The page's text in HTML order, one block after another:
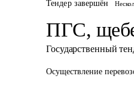
Тендер завершён
ПГС,
Государственный
Осуществление